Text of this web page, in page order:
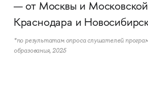
— от Москвы и
Краснодара и
*по результатам опроса слушателей
образования, 2025